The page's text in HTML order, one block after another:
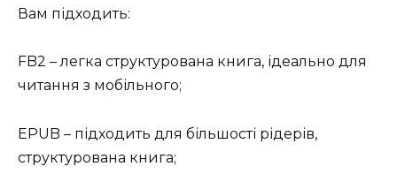
Вам підходить:
FB2 – легка структурована книга, ідеально для
читання з мобільного;
EPUB – підходить для більшості рідерів,
структурована книга;